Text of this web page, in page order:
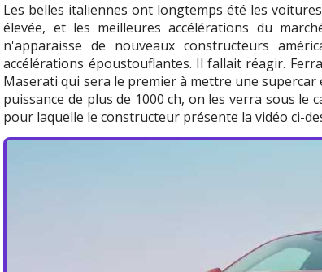
Les belles italiennes ont longtemps été les
élevée, et les meilleures accélérations du
n'apparaisse de nouveaux constructeurs
accélérations époustouflantes. Il fallait réagir.
Maserati qui sera le premier à mettre une supercar
puissance de plus de 1000 ch, on les verra sous
pour laquelle le constructeur présente la vidéo ci-